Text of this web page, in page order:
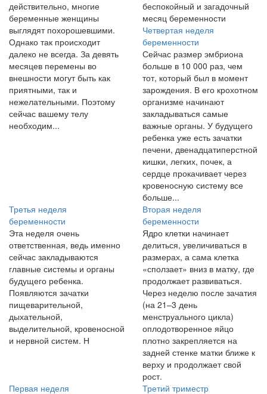
действительно, многие
беременные женщины
выглядят похорошевшими.
Однако так происходит
далеко не всегда. За девять
месяцев перемены во
внешности могут быть как
приятными, так и
нежелательными. Поэтому
сейчас вашему телу
необходим...
беспокойный и загадочный
месяц беременности
Четвертая неделя
беременности
Сейчас размер эмбриона
больше в 10 000 раз, чем
тот, который был в момент
зарождения. В его крохотном
организме начинают
закладываться самые
важные органы. У будущего
ребенка уже есть зачатки
печени, двенадцатиперстной
кишки, легких, почек, а
сердце прокачивает через
кровеносную систему все
больше...
Третья неделя
беременности
Эта неделя очень
ответственная, ведь именно
сейчас закладываются
главные системы и органы
будущего ребенка.
Появляются зачатки
пищеварительной,
дыхательной,
выделительной, кровеносной
и нервной систем. Н
Вторая неделя
беременности
Ядро клетки начинает
делиться, увеличиваться в
размерах, а сама клетка
«сползает» вниз в матку, где
продолжает развиваться.
Через неделю после зачатия
(на 21–3 день
менструального цикла)
оплодотворенное яйцо
плотно закрепляется на
задней стенке матки ближе к
верху и продолжает свой
рост.
Первая неделя
Третий триместр